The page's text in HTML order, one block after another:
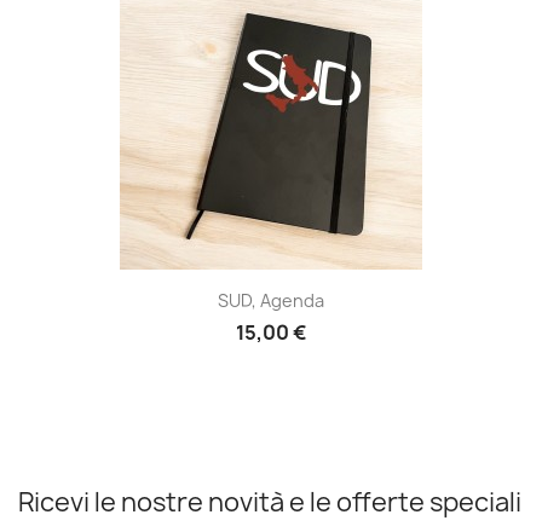
SUD, Agenda
15,00 €
Ricevi le nostre novità e le offerte speciali